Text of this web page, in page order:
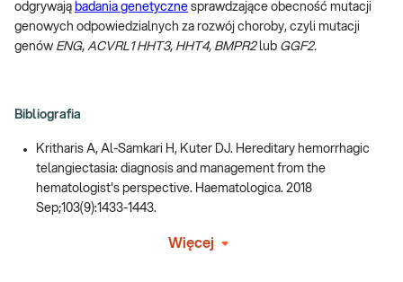
odgrywają badania genetyczne sprawdzające obecność mutacji
genowych odpowiedzialnych za rozwój choroby, czyli mutacji
genów ENG, ACVRL1 HHT3, HHT4, BMPR2lub GGF2.
Bibliografia
Kritharis A, Al-Samkari H, Kuter DJ. Hereditary hemorrhagic
telangiectasia: diagnosis and management from the
hematologist's perspective. Haematologica. 2018
Sep;103(9):1433-1443.
Więcej